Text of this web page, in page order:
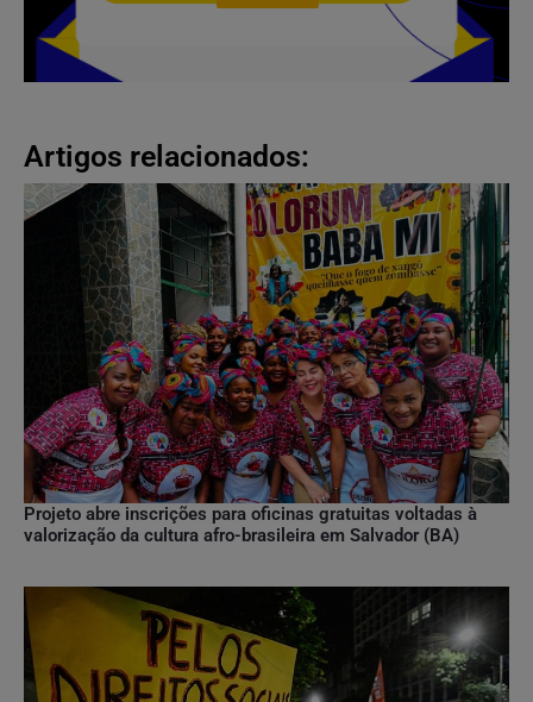
Artigos relacionados:
Projeto abre inscrições para oficinas gratuitas voltadas à
valorização da cultura afro-brasileira em Salvador (BA)